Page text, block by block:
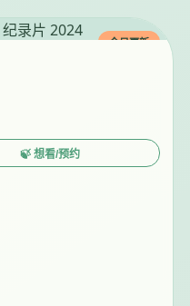
今日更新
🍃 想看/预约